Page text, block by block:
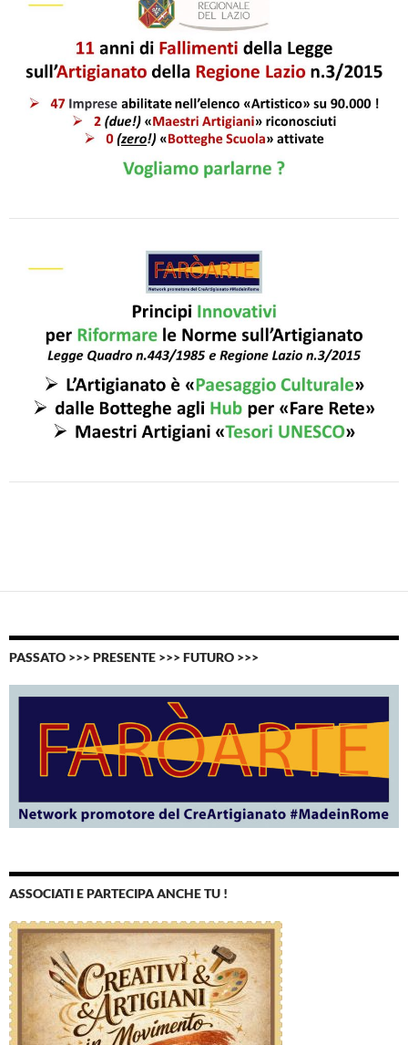
PASSATO >>> PRESENTE >>> FUTURO >>>
ASSOCIATI E PARTECIPA ANCHE TU !